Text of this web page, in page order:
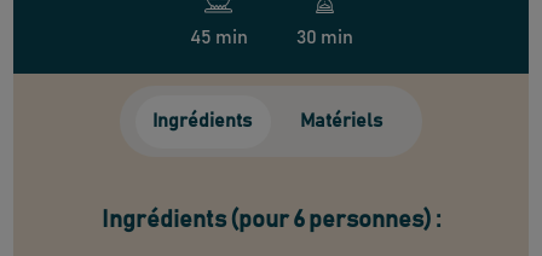
45 min 30 min
Ingrédients Matériels
Ingrédients (pour 6 personnes) :